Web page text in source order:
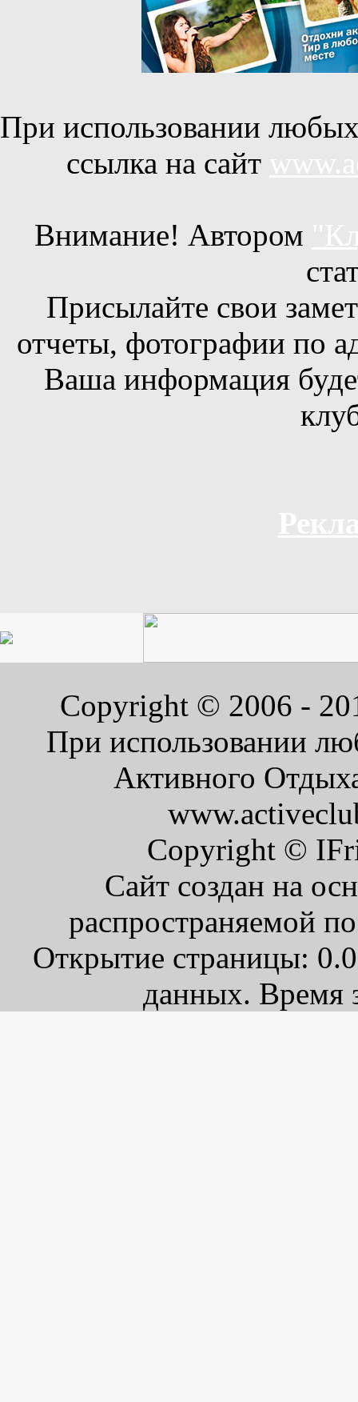
При использовании любых
ссылка на сайт
Внимание! Автором
Присылайте свои
отчеты, фотографии по
Ваша информация
Copyright © 2006 -
При использовании
Активного
Copyright ©
Сайт создан на
распространяемой
Открытие страницы:
данных. Время